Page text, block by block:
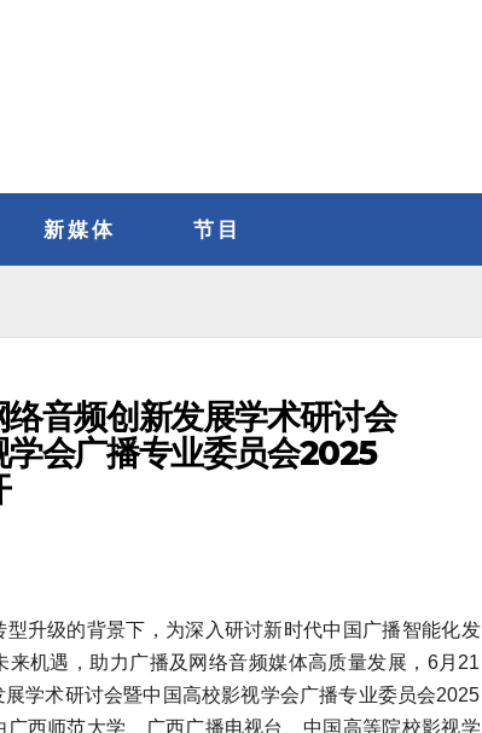
新媒体 节目
音频创新发展学术研讨会
会广播专业委员会2025
升级的背景下，为深入研讨新时代中国广播智能化发
机遇，助力广播及网络音频媒体高质量发展，6月21
学术研讨会暨中国高校影视学会广播专业委员会2025
西师范大学、广西广播电视台、中国高等院校影视学